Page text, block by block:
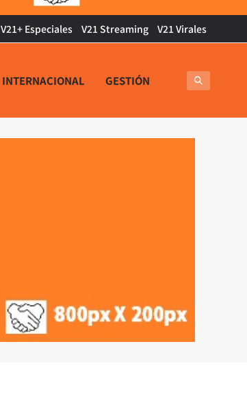
V21+ Especiales V21 Streaming V21 Virales
INTERNACIONAL GESTIÓN